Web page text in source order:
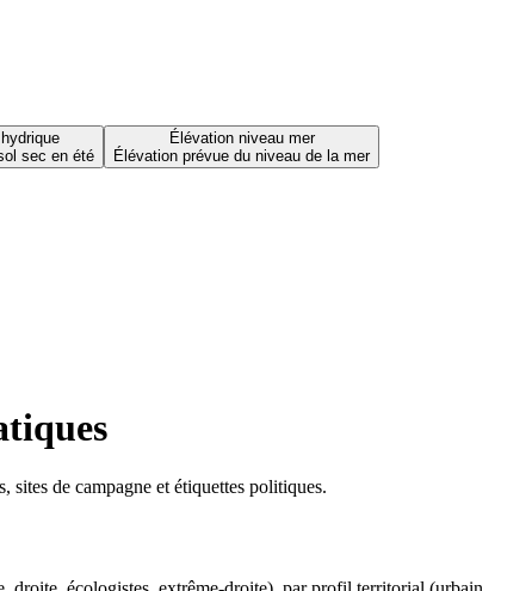
sec en été
Élévation niveau mer
Élévation prévue du niveau de la mer
sites de campagne et étiquettes politiques.